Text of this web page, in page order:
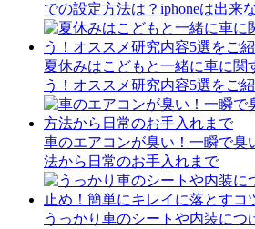
での設定方法は？iphoneは出来
夏休みはこどもと一緒に車に関
う！オススメ研究内容5選をご
車のエアコンが臭い！一瞬で臭
法から日常のお手入れまで
うっかり車のシートや内装につ